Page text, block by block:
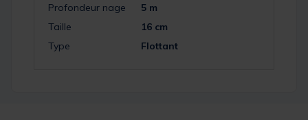
Profondeur nage
5 m
Taille
16 cm
Type
Flottant